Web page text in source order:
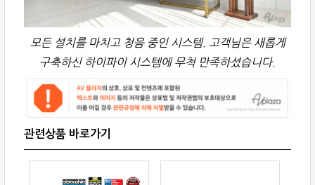
모든 설치를 마치고 청음 중인 시스템. 고객님은 새롭게
구축하신 하이파이 시스템에 무척 만족하셨습니다.